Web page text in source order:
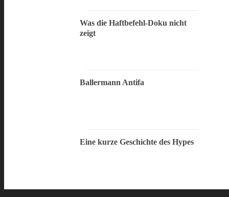
Was die Haftbefehl-Doku nicht
zeigt
Ballermann Antifa
Eine kurze Geschichte des Hypes